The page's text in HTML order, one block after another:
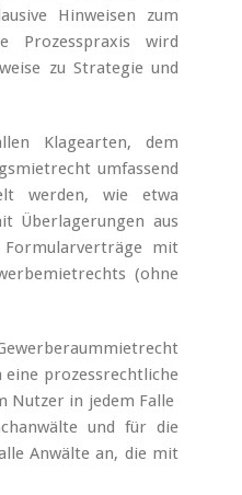
Hinweisen zum
Prozesspraxis wird
zu Strategie und
Klagearten, dem
umfassend
werden, wie etwa
Überlagerungen aus
mit
(ohne
prozessrechtliche
Nutzer in jedem Falle
und für die
Anwälte an, die mit